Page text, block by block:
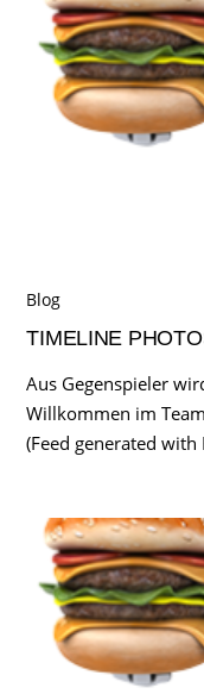
Blog
TIMELINE
Aus Gegenspieler
Willkommen im
(Feed generated with